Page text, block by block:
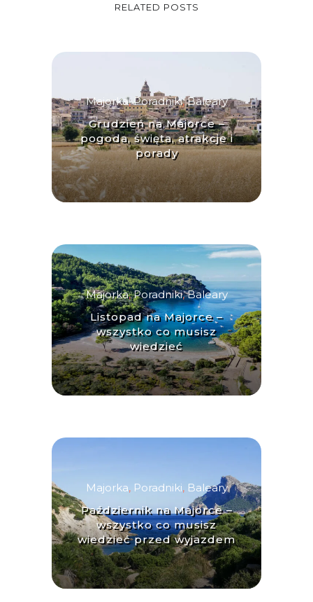
RELATED POSTS
Majorka,Poradniki,Baleary
Grudzień na Majorce –
pogoda, święta, atrakcje i
porady
Majorka,Poradniki,Baleary
Listopad na Majorce –
wszystko co musisz
wiedzieć
Majorka, Poradniki, Baleary
Październik na Majorce –
wszystko co musisz
wiedzieć przed wyjazdem